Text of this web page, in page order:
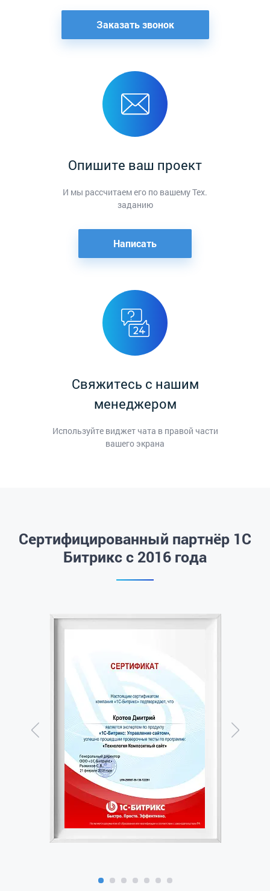
Заказать звонок
Опишите ваш проект
И мы рассчитаем его по вашему Тех.
заданию
Написать
Свяжитесь с нашим
менеджером
Используйте виджет чата в правой части
вашего экрана
Сертифицированный партнёр 1С
Битрикс с 2016 года